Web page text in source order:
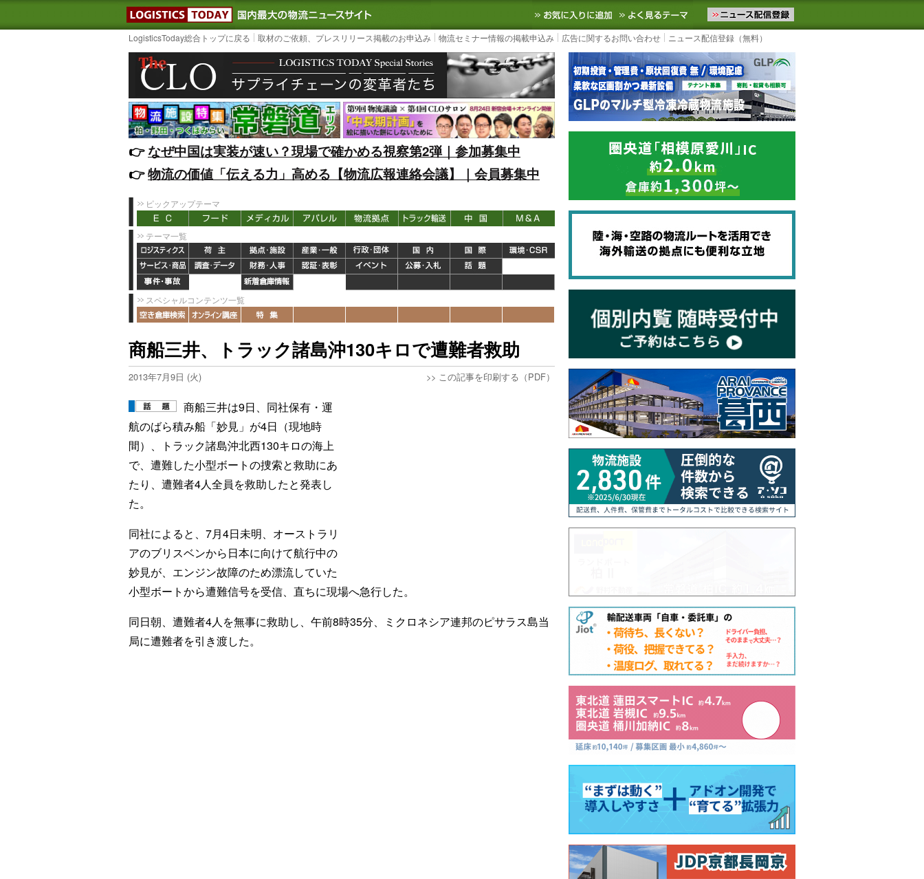
LOGISTICS TODAY｜国内最大の物流ニュースサイト3PL, SCMなど国内外の最新の物流ニュースをお届けします。物流ニュースメール配信を登録す
お気に入りに追加 よく見るテーマ
LogisticsToday総合トップに戻る 取材のご依頼、プレスリリース掲載のお申込み 物流セミナー情報の掲載申込み 広告に関するお問い合わせ ニュース配信登録（無料）
👉️なぜ中国は実装が速い？現場で確かめる視察第2弾｜参加募集中
👉️物流の価値「伝える力」高める【物流広報連絡会議】｜会員募集中
ピックアップテーマ
テーマ一覧
スペシャルコンテンツ一覧
商船三井、トラック諸島沖130キロで遭難者救助
2013年7月9日 (火) >> この記事を印刷する（PDF）
商船三井は9日、同社保有・運
航のばら積み船「妙見」が4日（現地時
間）、トラック諸島沖北西130キロの海上
で、遭難した小型ボートの捜索と救助にあ
たり、遭難者4人全員を救助したと発表し
た。
同社によると、7月4日未明、オーストラリ
アのブリスベンから日本に向けて航行中の
妙見が、エンジン故障のため漂流していた
小型ボートから遭難信号を受信、直ちに現場へ急行した。
同日朝、遭難者4人を無事に救助し、午前8時35分、ミクロネシア連邦のピサラス島当
局に遭難者を引き渡した。